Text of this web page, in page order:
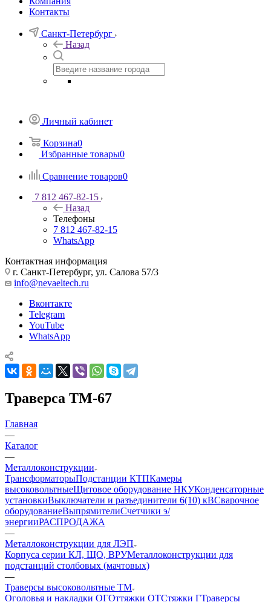
Контакты
Санкт-Петербург
Назад
Личный кабинет
Корзина0
Избранные товары0
Сравнение товаров0
7 812 467-82-15
Назад
Телефоны
7 812 467-82-15
WhatsApp
Контактная информация
г. Санкт-Петербург, ул. Салова 57/3
info@nevaeltech.ru
Вконтакте
Telegram
YouTube
WhatsApp
Траверса ТМ-67
Главная
—
Каталог
—
Металлоконструкции
ТрансформаторыПодстанции КТПКамеры
высоковольтныеЩитовое оборудование НКУКонденсаторные
установкиВыключатели и разъединители 6(10) кВСварочное
оборудованиеВыпрямителиСчетчики э/
энергииРАСПРОДАЖА
—
Металлоконструкции для ЛЭП
Корпуса серии КЛ, ЩО, ВРУМеталлоконструкции для
подстанций столбовых (мачтовых)
—
Траверсы высоковольтные ТМ
Оголовья и накладки ОГОттяжки ОТСтяжки ГТраверсы